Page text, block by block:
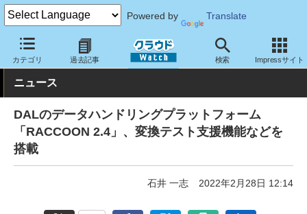
Powered by Translate
カテゴリ 過去記事 検索 Impressサイト
クラウド Watch サービス・ソフト ソフトウェア ミドルウェア
ニュース
DALのデータハンドリングプラットフォーム
「RACCOON 2.4」、変換テスト支援機能などを
搭載
石井 一志 2022年2月28日 12:14